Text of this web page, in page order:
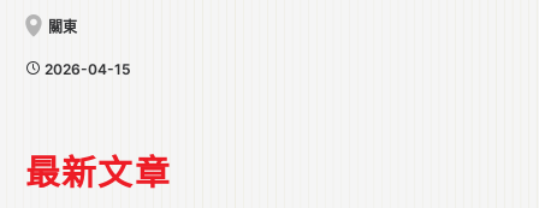
關東
2026-04-15
最新文章